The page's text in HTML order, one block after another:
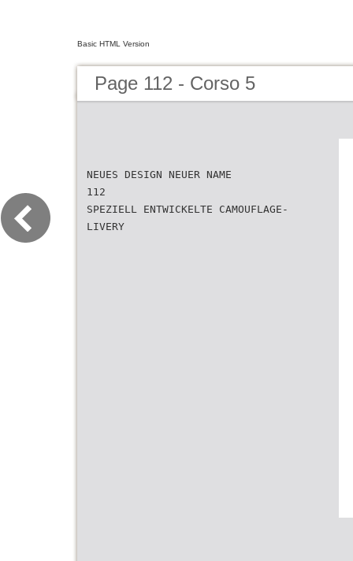
Basic HTML Version
Page 112 - Corso 5
NEUES DESIGN NEUER NAME
112
SPEZIELL ENTWICKELTE CAMOUFLAGE-
LIVERY